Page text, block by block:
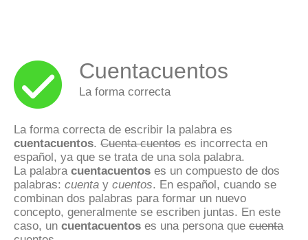
Cuentacuentos
La forma correcta
La forma correcta de escribir la palabra es
cuentacuentos. Cuenta cuentos es incorrecta en
español, ya que se trata de una sola palabra.
La palabra cuentacuentos es un compuesto de dos
palabras: cuenta y cuentos. En español, cuando se
combinan dos palabras para formar un nuevo
concepto, generalmente se escriben juntas. En este
caso, un cuentacuentos es una persona que cuenta